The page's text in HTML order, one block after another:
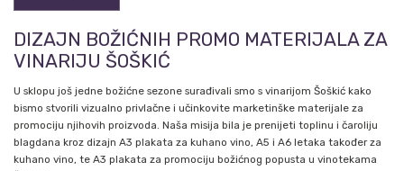
DIZAJN BOŽIĆNIH PROMO MATERIJALA ZA
VINARIJU ŠOŠKIĆ
U sklopu još jedne božićne sezone surađivali smo s vinarijom Šoškić kako
bismo stvorili vizualno privlačne i učinkovite marketinške materijale za
promociju njihovih proizvoda. Naša misija bila je prenijeti toplinu i čaroliju
blagdana kroz dizajn A3 plakata za kuhano vino, A5 i A6 letaka također za
kuhano vino, te A3 plakata za promociju božićnog popusta u vinotekama